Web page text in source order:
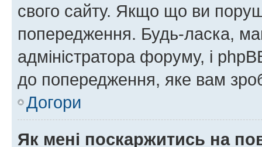
свого сайту. Якщо що ви
попередження. Будь-ласка,
адміністратора форуму, і
до попередження, яке вам
Догори
Як мені поскаржитись на